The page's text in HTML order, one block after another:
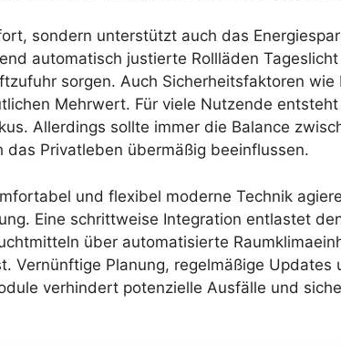
sondern unterstützt auch das
automatisch justierte Rollläden
sorgen. Auch Sicherheitsfaktoren
Mehrwert. Für viele Nutzende
Allerdings sollte immer die Balance
Privatleben übermäßig beeinflussen.
und flexibel moderne Technik
Eine schrittweise Integration entlastet
über automatisierte
Vernünftige Planung, regelmäßige
verhindert potenzielle Ausfälle und